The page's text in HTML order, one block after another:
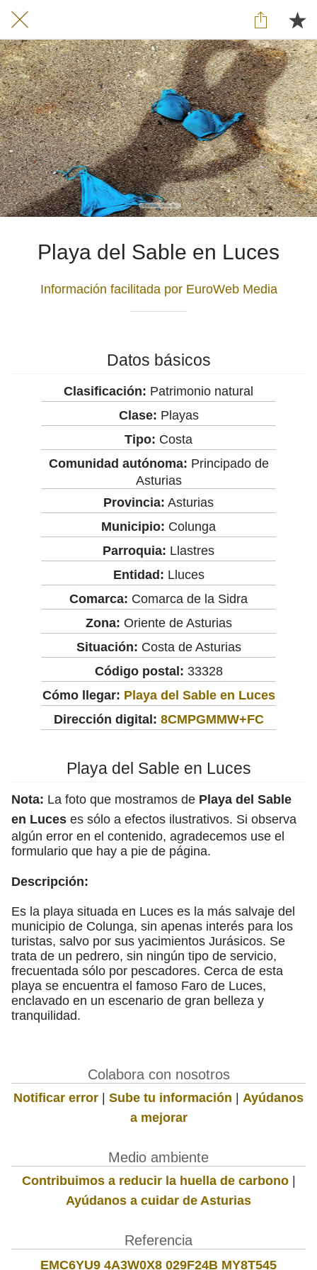
Playa del Sable en Luces
Información facilitada por EuroWeb Media
Datos básicos
Clasificación: Patrimonio natural
Clase: Playas
Tipo: Costa
Comunidad autónoma: Principado de
Asturias
Provincia: Asturias
Municipio: Colunga
Parroquia: Llastres
Entidad: Lluces
Comarca: Comarca de la Sidra
Zona: Oriente de Asturias
Situación: Costa de Asturias
Código postal: 33328
Cómo llegar: Playa del Sable en Luces
Dirección digital: 8CMPGMMW+FC
Playa del Sable en Luces
Nota: La foto que mostramos de Playa del Sable
en Luces es sólo a efectos ilustrativos. Si observa
algún error en el contenido, agradecemos use el
formulario que hay a pie de página.
Descripción:
Es la playa situada en Luces es la más salvaje del
municipio de Colunga, sin apenas interés para los
turistas, salvo por sus yacimientos Jurásicos. Se
trata de un pedrero, sin ningún tipo de servicio,
frecuentada sólo por pescadores. Cerca de esta
playa se encuentra el famoso Faro de Luces,
enclavado en un escenario de gran belleza y
tranquilidad.
Colabora con nosotros
Notificar error | Sube tu información | Ayúdanos
a mejorar
Medio ambiente
Contribuimos a reducir la huella de carbono|
Ayúdanos a cuidar de Asturias
Referencia
EMC6YU9 4A3W0X8 029F24B MY8T545